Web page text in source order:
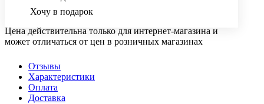
Хочу в подарок
Цена действительна только для интернет-магазина и
может отличаться от цен в розничных магазинах
Отзывы
Характеристики
Оплата
Доставка